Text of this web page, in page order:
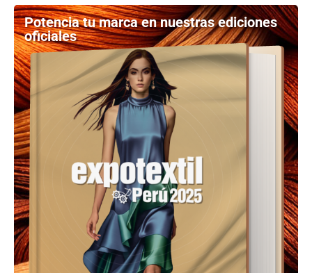
Potencia tu marca en nuestras ediciones
oficiales